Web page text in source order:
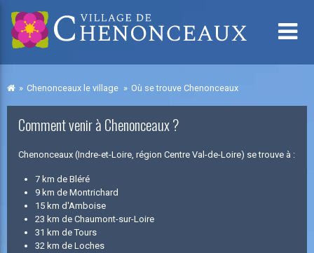
Chenonceaux le village Où se trouve Chenonceaux
Comment venir à Chenonceaux ?
Chenonceaux (Indre-et-Loire, région Centre Val‐de‐Loire) se trouve à :
7 km de Bléré
9 km de Montrichard
15 km d'Amboise
23 km de Chaumont-sur-Loire
31 km de Tours
32 km de Loches